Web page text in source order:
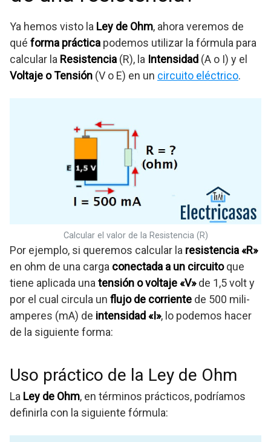
Ya hemos visto la Ley de Ohm, ahora veremos de
qué forma práctica podemos utilizar la fórmula para
calcular la Resistencia (R), la Intensidad (A o I) y el
Voltaje o Tensión (V o E) en un circuito eléctrico.
Calcular el valor de la Resistencia (R)
Por ejemplo, si queremos calcular la resistencia «R»
en ohm de una carga conectada a un circuitoque
tiene aplicada una tensión o voltaje «V»de 1,5 volt y
por el cual circula un flujo de corriente de 500 mili-
amperes (mA) de intensidad «I», lo podemos hacer
de la siguiente forma:
Uso práctico de la Ley de Ohm
La Ley de Ohm, en términos prácticos, podríamos
definirla con la siguiente fórmula: